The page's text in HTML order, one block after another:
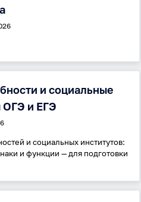
и социальные
ОГЭ и ЕГЭ
и социальных институтов:
и функции — для подготовки